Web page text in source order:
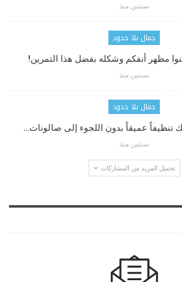
سنتين منذ
جمال بلا حدود
مظهر أنفكم وشكله بفضل هذا التمرين!
سنتين منذ
جمال بلا حدود
عميقاً بدون اللجوء إلى صالونات…
سنتين منذ
تحميل المزيد من المشاركات